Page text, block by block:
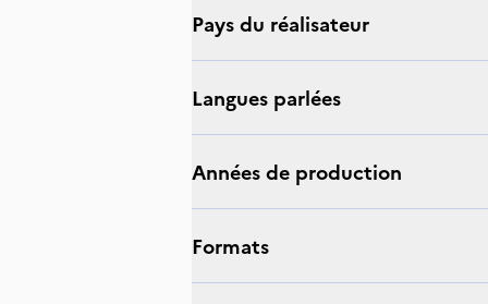
Pays du réalisateur
langues parlées
Années de production
Formats